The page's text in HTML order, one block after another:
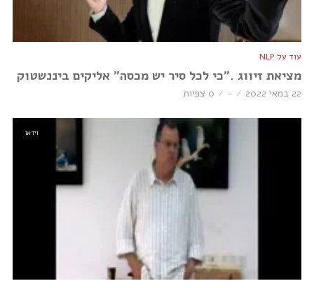
עוד על NLP
מציאת זיווג .”כי לכל סיר יש מכסה” אליקים ביננשטוק
22 במאי 2022 - 0 צפיות
וידאו